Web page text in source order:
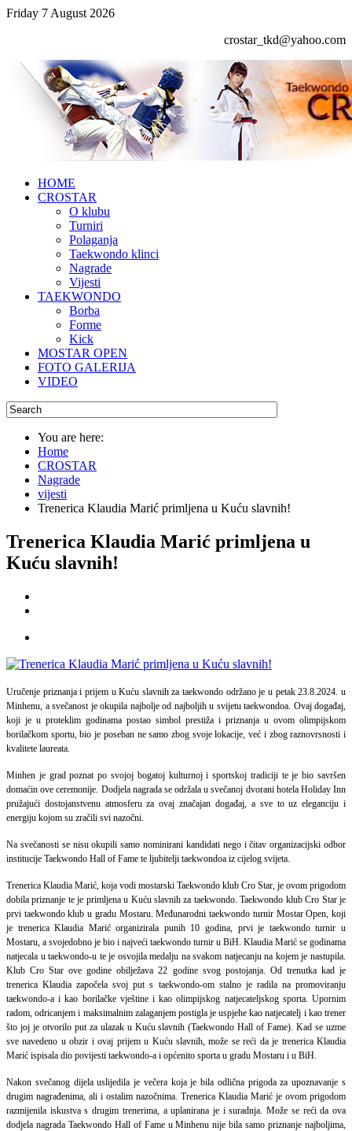
Friday 7 August 2026
crostar_tkd@yahoo.com
HOME
CROSTAR
O klubu
Turniri
Polaganja
Taekwondo klinci
Nagrade
Vijesti
TAEKWONDO
Borba
Forme
Kick
MOSTAR OPEN
FOTO GALERIJA
VIDEO
You are here:
Home
CROSTAR
Nagrade
vijesti
Trenerica Klaudia Marić primljena u Kuću slavnih!
Trenerica Klaudia Marić primljena u
Kuću slavnih!
Uručenje priznanja i prijem u Kuću slavnih za taekwondo održano je u petak 23.8.2024. u
Minhenu, a svečanost je okupila najbolje od najboljih u svijetu taekwondoa. Ovaj događaj,
koji je u proteklim godinama postao simbol prestiža i priznanja u ovom olimpijskom
borilačkom sportu, bio je poseban ne samo zbog svoje lokacije, već i zbog raznovrsnosti i
kvalitete laureata.
Minhen je grad poznat po svojoj bogatoj kulturnoj i sportskoj tradiciji te je bio savršen
domaćin ove ceremonije. Dodjela nagrada se održala u svečanoj dvorani hotela Holiday Inn
pružajući dostojanstvenu atmosferu za ovaj značajan događaj, a sve to uz eleganciju i
energiju kojom su zračili svi nazočni.
Na svečanosti se nisu okupili samo nominirani kandidati nego i čitav organizacijski odbor
institucije Taekwondo Hall of Fame te ljubitelji taekwondoa iz cijelog svijeta.
Trenerica Klaudia Marić, koja vodi mostarski Taekwondo klub Cro Star, je ovom prigodom
dobila priznanje te je primljena u Kuću slavnih za taekwondo. Taekwondo klub Cro Star je
prvi taekwondo klub u gradu Mostaru. Međunarodni taekwondo turnir Mostar Open, koji
je trenerica Klaudia Marić organizirala punih 10 godina, prvi je taekwondo turnir u
Mostaru, a svojedobno je bio i najveći taekwondo turnir u BiH. Klaudia Marić se godinama
natjecala u taekwondo-u te je osvojila medalju na svakom natjecanju na kojem je nastupila.
Klub Cro Star ove godine obilježava 22 godine svog postojanja. Od trenutka kad je
trenerica Klaudia započela svoj put s taekwondo-om stalno je radila na promoviranju
taekwondo-a i kao borilačke vještine i kao olimpijskog natjecateljskog sporta. Upornim
radom, odricanjem i maksimalnim zalaganjem postigla je uspjehe kao natjecatelj i kao trener
što joj je otvorilo put za ulazak u Kuću slavnih (Taekwondo Hall of Fame). Kad se uzme
sve navedeno u obzir i ovaj prijem u Kuću slavnih, može se reći da je trenerica Klaudia
Marić ispisala dio povijesti taekwondo-a i općenito sporta u gradu Mostaru i u BiH.
Nakon svečanog dijela uslijedila je večera koja je bila odlična prigoda za upoznavanje s
drugim nagrađenima, ali i ostalim nazočnima. Trenerica Klaudia Marić je ovom prigodom
razmijenila iskustva s drugim trenerima, a uplanirana je i suradnja. Može se reći da ova
dodjela nagrada Taekwondo Hall of Fame u Minhenu nije bila samo priznanje najboljima,